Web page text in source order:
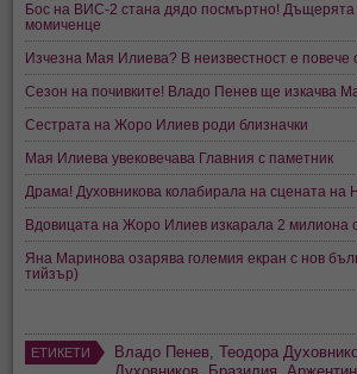
Бос на ВИС-2 стана дядо посмъртно!
момиченце
Изчезна Мая Илиева? В неизвестност е повече
Сезон на почивките! Владо Пенев ще изкачва
Сестрата на Жоро Илиев роди близначки
Мая Илиева увековечава Главния с паметник
Драма! Духовникова колабирала на сцената на
Вдовицата на Жоро Илиев изкарала 2 милиона
Яна Маринова озарява големия екран с нов
тийзър)
ЕТИКЕТИ Владо Пенев,Теодора